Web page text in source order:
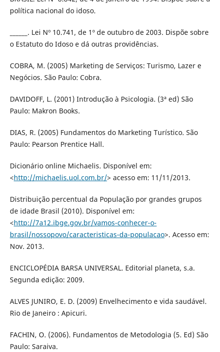
política nacional do idoso.
______. Lei Nº 10.741, de 1º de outubro de 2003. Dispõe sobre
o Estatuto do Idoso e dá outras providências.
COBRA, M. (2005) Marketing de Serviços: Turismo, Lazer e
Negócios. São Paulo: Cobra.
DAVIDOFF, L. (2001) Introdução à Psicologia. (3ª ed) São
Paulo: Makron Books.
DIAS, R. (2005) Fundamentos do Marketing Turístico. São
Paulo: Pearson Prentice Hall.
Dicionário online Michaelis. Disponível em:
<http://michaelis.uol.com.br/> acesso em: 11/11/2013.
Distribuição percentual da População por grandes grupos
de idade Brasil (2010). Disponível em:
<http://7a12.ibge.gov.br/vamos-conhecer-o-
brasil/nossopovo/caracteristicas-da-populacao>. Acesso em:
Nov. 2013.
ENCICLOPÉDIA BARSA UNIVERSAL. Editorial planeta, s.a.
Segunda edição: 2009.
ALVES JUNIRO, E. D. (2009) Envelhecimento e vida saudável.
Rio de Janeiro : Apicuri.
FACHIN, O. (2006). Fundamentos de Metodologia (5. Ed) São
Paulo: Saraiva.